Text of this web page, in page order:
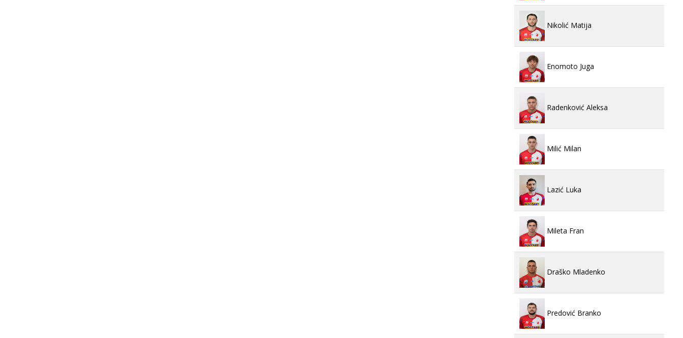
Nikolić Matija
Enomoto Juga
Radenković Aleksa
Milić Milan
Lazić Luka
Mileta Fran
Draško Mladenko
Predović Branko